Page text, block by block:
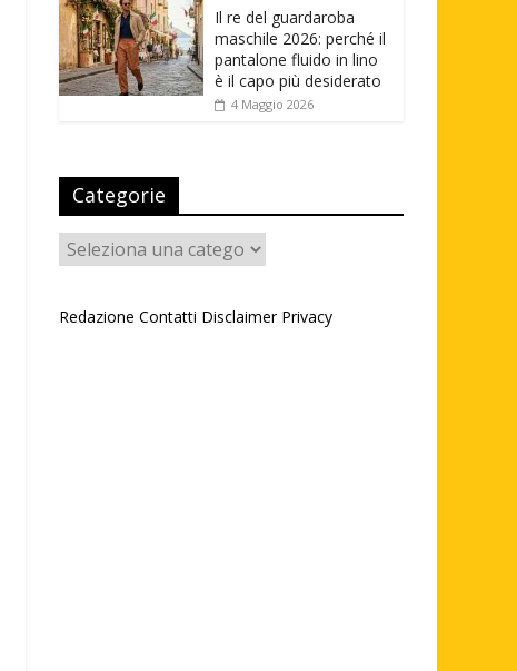
Il re del guardaroba
maschile 2026: perché il
pantalone fluido in lino
è il capo più desiderato
4 Maggio 2026
Categorie
Categorie
Redazione Contatti Disclaimer Privacy